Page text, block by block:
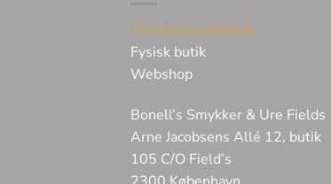
Tilmeld kundeklub
Fysisk butik
Webshop
Bonell’s Smykker & Ure Fields
Arne Jacobsens Allé 12, butik
105 C/O Field’s